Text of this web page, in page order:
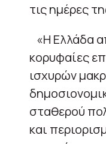
τις ημέρες
«Η Ελλάδα
κορυφαίες
ισχυρών
σταθερού
και